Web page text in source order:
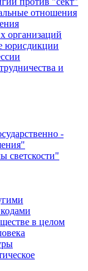
отношения
организаций
юрисдикции
и
-
светскости"
в целом